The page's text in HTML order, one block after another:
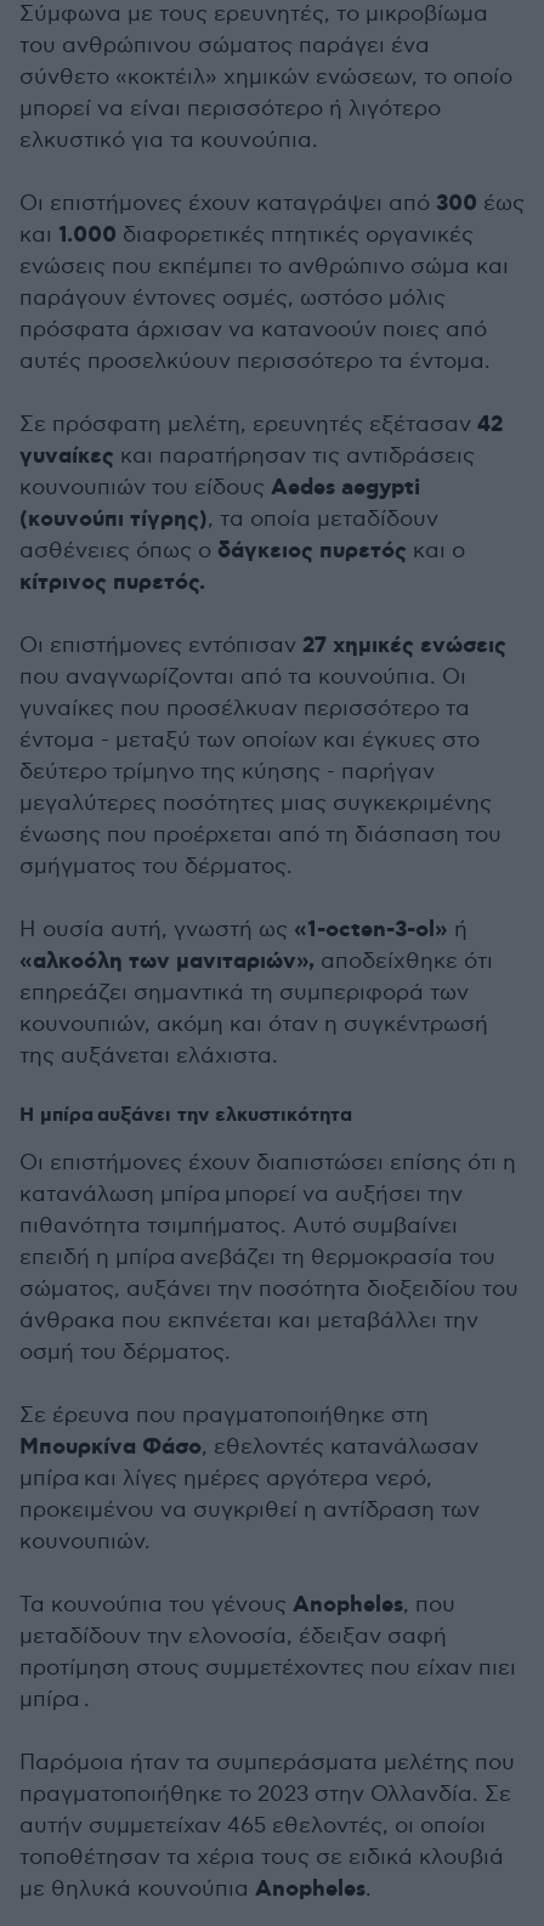
Σύμφωνα με τους ερευνητές, το μικροβίωμα
του ανθρώπινου σώματος παράγει ένα
σύνθετο «κοκτέιλ» χημικών ενώσεων, το οποίο
μπορεί να είναι περισσότερο ή λιγότερο
ελκυστικό για τα κουνούπια.
Οι επιστήμονες έχουν καταγράψει από 300 έως
και 1.000 διαφορετικές πτητικές οργανικές
ενώσεις που εκπέμπει το ανθρώπινο σώμα και
παράγουν έντονες οσμές, ωστόσο μόλις
πρόσφατα άρχισαν να κατανοούν ποιες από
αυτές προσελκύουν περισσότερο τα έντομα.
Σε πρόσφατη μελέτη, ερευνητές εξέτασαν 42
γυναίκες και παρατήρησαν τις αντιδράσεις
κουνουπιών του είδους Aedes aegypti
(κουνούπι τίγρης), τα οποία μεταδίδουν
ασθένειες όπως ο δάγκειος πυρετός και ο
κίτρινος πυρετός.
Οι επιστήμονες εντόπισαν 27 χημικές ενώσεις
που αναγνωρίζονται από τα κουνούπια. Οι
γυναίκες που προσέλκυαν περισσότερο τα
έντομα - μεταξύ των οποίων και έγκυες στο
δεύτερο τρίμηνο της κύησης - παρήγαν
μεγαλύτερες ποσότητες μιας συγκεκριμένης
ένωσης που προέρχεται από τη διάσπαση του
σμήγματος του δέρματος.
Η ουσία αυτή, γνωστή ως «1-octen-3-ol» ή
«αλκοόλη των μανιταριών», αποδείχθηκε ότι
επηρεάζει σημαντικά τη συμπεριφορά των
κουνουπιών, ακόμη και όταν η συγκέντρωσή
της αυξάνεται ελάχιστα.
Η μπίρα αυξάνει την ελκυστικότητα
Οι επιστήμονες έχουν διαπιστώσει επίσης ότι η
κατανάλωση μπίρα μπορεί να αυξήσει την
πιθανότητα τσιμπήματος. Αυτό συμβαίνει
επειδή η μπίρα ανεβάζει τη θερμοκρασία του
σώματος, αυξάνει την ποσότητα διοξειδίου του
άνθρακα που εκπνέεται και μεταβάλλει την
οσμή του δέρματος.
Σε έρευνα που πραγματοποιήθηκε στη
Μπουρκίνα Φάσο, εθελοντές κατανάλωσαν
μπίρα και λίγες ημέρες αργότερα νερό,
προκειμένου να συγκριθεί η αντίδραση των
κουνουπιών.
Τα κουνούπια του γένους Anopheles, που
μεταδίδουν την ελονοσία, έδειξαν σαφή
προτίμηση στους συμμετέχοντες που είχαν πιει
μπίρα .
Παρόμοια ήταν τα συμπεράσματα μελέτης που
πραγματοποιήθηκε το 2023 στην Ολλανδία. Σε
αυτήν συμμετείχαν 465 εθελοντές, οι οποίοι
τοποθέτησαν τα χέρια τους σε ειδικά κλουβιά
με θηλυκά κουνούπια Anopheles.